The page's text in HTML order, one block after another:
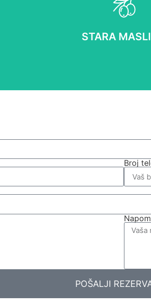
STARA
STARA
OPŠIRNIJE
Broj
POŠALJI